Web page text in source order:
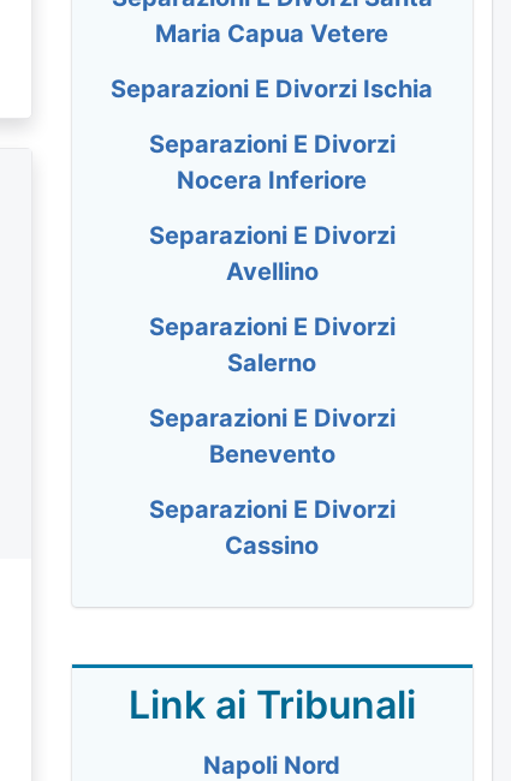
Maria Capua Vetere
Separazioni E Divorzi Ischia
Separazioni E Divorzi
Nocera Inferiore
Separazioni E Divorzi
Avellino
Separazioni E Divorzi
Salerno
Separazioni E Divorzi
Benevento
Separazioni E Divorzi
Cassino
Link ai Tribunali
Napoli Nord